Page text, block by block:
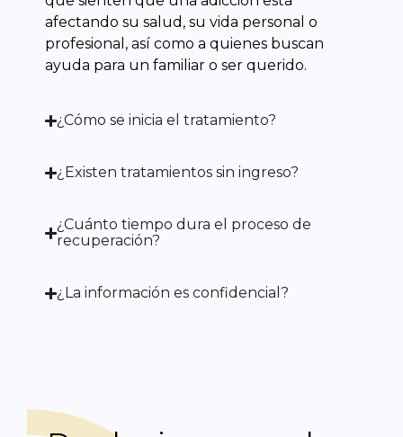
afectando su salud, su vida personal o
profesional, así como a quienes buscan
ayuda para un familiar o ser querido.
¿Cómo se inicia el tratamiento?
¿Existen tratamientos sin ingreso?
¿Cuánto tiempo dura el proceso de
recuperación?
¿La información es confidencial?